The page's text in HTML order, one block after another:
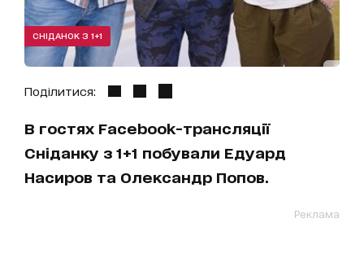
СНІДАНОК З 1+1
Поділитися:
В гостях Facebook-трансляції
Сніданку з 1+1 побували Едуард
Насиров та Олександр Попов.
Реклама